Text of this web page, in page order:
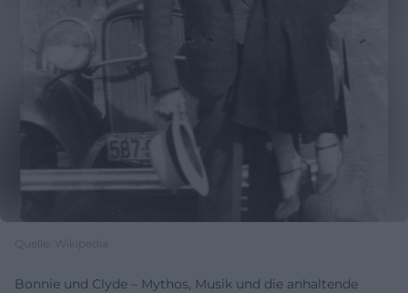
Quelle: Wikipedia
Bonnie und Clyde – Mythos, Musik und die anhaltende